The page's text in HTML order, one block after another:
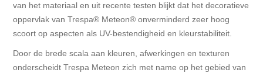
massief click 'N screw gevelpanelen
Toebehoren voor gevelbekleding
van het materiaal en uit recente testen blijkt dat het decoratieve
oppervlak van Trespa® Meteon® onverminderd zeer hoog
scoort op aspecten als UV-bestendigheid en kleurstabiliteit.
Door de brede scala aan kleuren, afwerkingen en texturen
onderscheidt Trespa Meteon zich met name op het gebied van